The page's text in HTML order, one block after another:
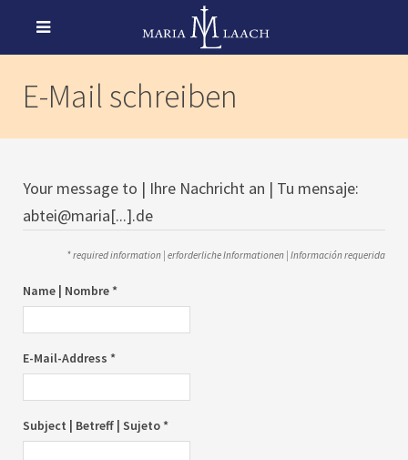
E-Mail schreiben
Your message to | Ihre Nachricht an | Tu mensaje:
abtei@maria[...].de
* required information | erforderliche Informationen | Información requerida
Name | Nombre *
E-Mail-Address *
Subject | Betreff | Sujeto *